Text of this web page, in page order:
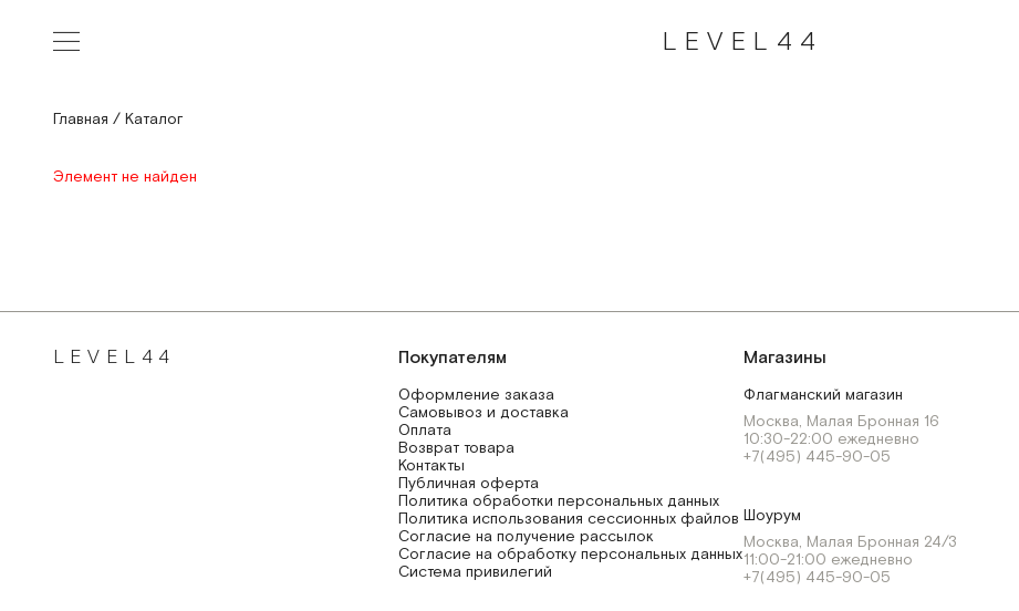
LEVEL44
Главная / Каталог
Элемент не найден
Магазины
Флагманский магазин
Москва, Малая Бронная 16
10:30-22:00 ежедневно
+7(495) 445-90-05
Шоурум
Москва, Малая Бронная 24/3
11:00-21:00 ежедневно
+7(495) 445-90-05
Покупателям
Оформление заказа
Самовывоз и доставка
Оплата
Возврат товара
Контакты
Публичная оферта
Политика обработки персональных данных
Политика использования сессионных файлов
Согласие на получение рассылок
Согласие на обработку персональных данных
Система привилегий
LEVEL44